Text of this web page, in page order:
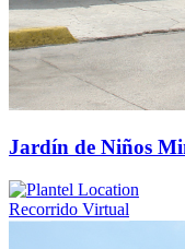
Jardín de Niños
Recorrido Virtual